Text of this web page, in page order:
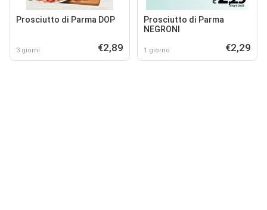
Prosciutto di Parma DOP
3 giorni €2,89
Prosciutto di Parma
NEGRONI
1 giorno €2,29